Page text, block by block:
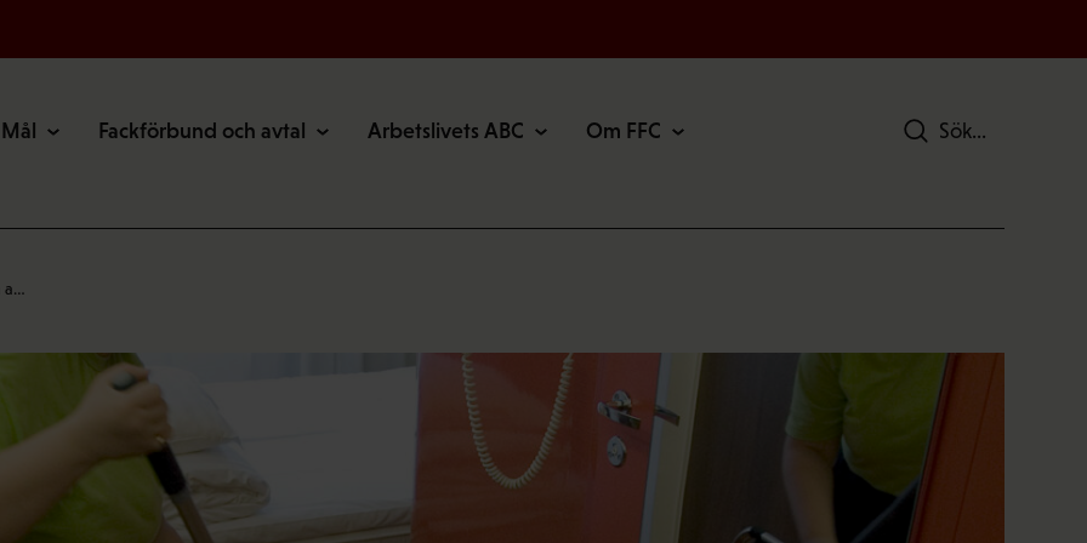
Mål Fackförbund och avtal Arbetslivets ABC Om FFC Sök
a…